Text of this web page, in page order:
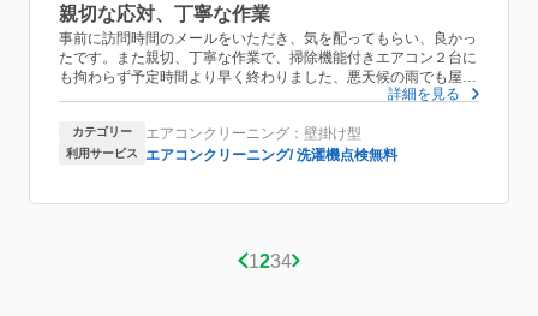
親切な応対、丁寧な作業
事前に訪問時間のメールをいただき、気を配ってもらい、良かっ
たです。また親切、丁寧な作業で、掃除機能付きエアコン２台に
も拘わらず予定時間より早く終わりました、悪天候の雨でも屋外
の室外機のクリーニングも問題なく丁寧に隅々まで手際良く実に
に答えていただき次回も、お願いしたいと思います。
詳細を見る
カテゴリー エアコンクリーニング：壁掛け型
利用サービス エアコンクリーニング/ 洗濯機点検無料
1 234